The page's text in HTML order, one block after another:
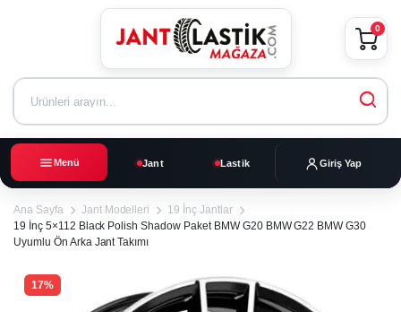
Menü Jant Lastik Giriş Yap
0
Ana Sayfa Jant Modelleri
19 İnç Jantlar
19 İnç 5×112 Black Polish Shadow Paket BMW G20 BMW G22 BMW G30
Uyumlu Ön Arka Jant Takımı
17%